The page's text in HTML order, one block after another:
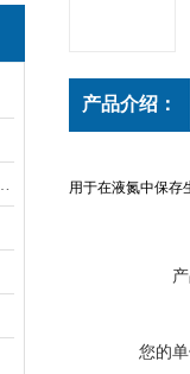
产品介绍：
用于在液氮中保存
您的单